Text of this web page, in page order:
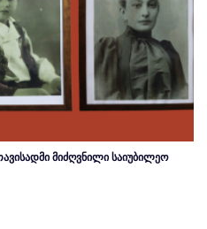
მიძღვნილი საიუბილეო